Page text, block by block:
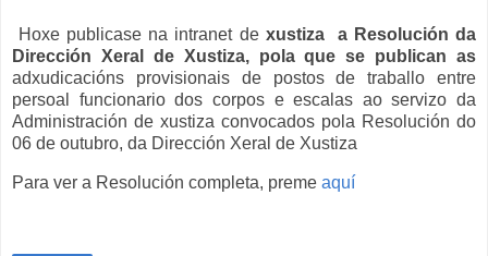
Hoxe publicase na intranet dexustiza a Resolución da
Dirección Xeral de Xustiza, pola que se publican as
adxudicacións provisionais de postos de traballo entre
persoal funcionario dos corpos e escalas ao servizo da
Administración de xustiza convocados pola Resolución do
06 de outubro, da Dirección Xeral de Xustiza
Para ver a Resolución completa, preme aquí